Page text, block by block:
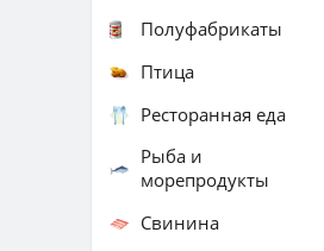
Полуфабрикаты
Птица
Ресторанная еда
Рыба и
морепродукты
Свинина